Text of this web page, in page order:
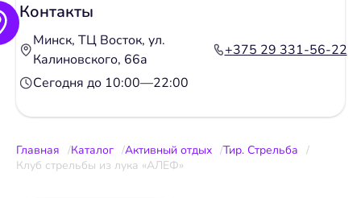
Контакты
Минск, ТЦ Восток, ул.
Калиновского, 66а
+375 29 331-56-22
Сегодня до 10:00—22:00
Главная Каталог Активный отдых
Тир. Стрельба
Клуб стрельбы из лука «АЛЕФ»